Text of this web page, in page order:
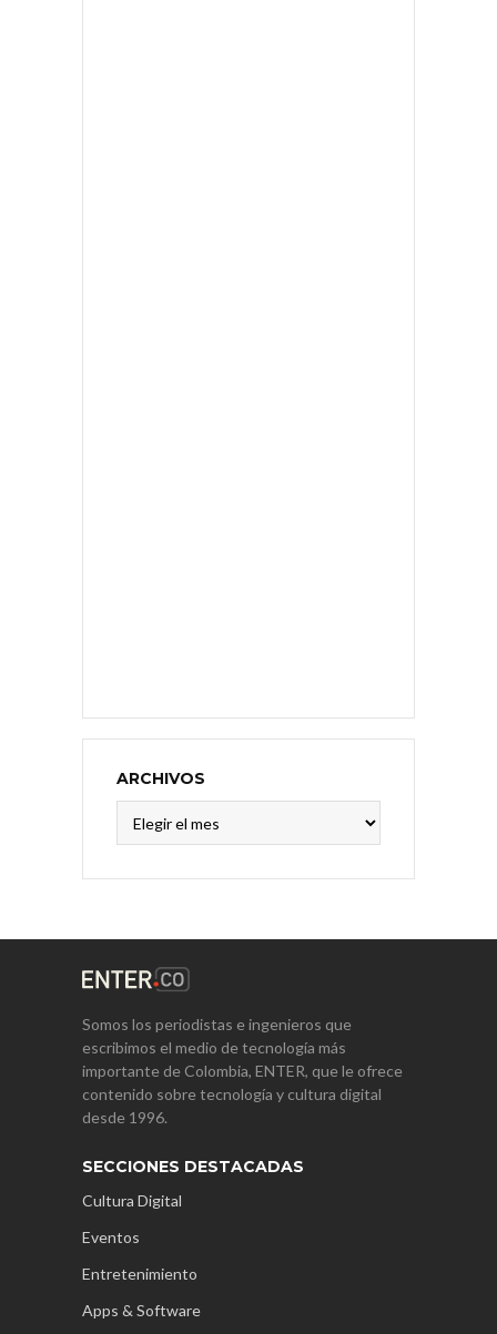
ARCHIVOS
Somos los periodistas e ingenieros que
escribimos el medio de tecnología más
importante de Colombia, ENTER, que le ofrece
contenido sobre tecnología y cultura digital
desde 1996.
SECCIONES DESTACADAS
Cultura Digital
Eventos
Entretenimiento
Apps & Software